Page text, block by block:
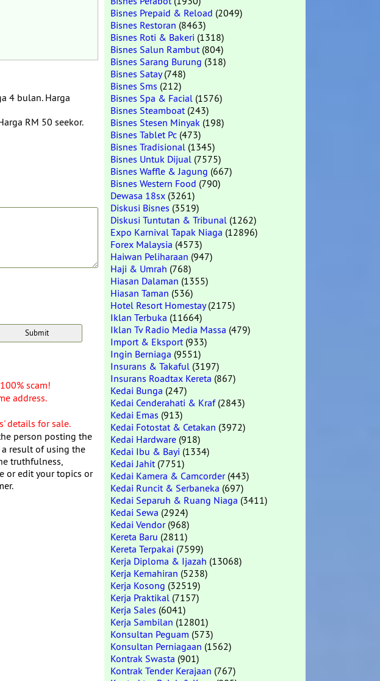
4 bulan. Harga
RM 50 seekor.
scam!
address.
details for sale.
person posting the
a result of using the
truthfulness,
or edit your topics or
Bisnes Prepaid & Reload (2049)
Bisnes Restoran (8463)
Bisnes Roti & Bakeri (1318)
Bisnes Salun Rambut(804)
Bisnes Sarang Burung (318)
Bisnes Satay(748)
Bisnes Sms (212)
Bisnes Spa & Facial (1576)
Bisnes Steamboat(243)
Bisnes Stesen Minyak (198)
Bisnes Tablet Pc (473)
Bisnes Tradisional (1345)
Bisnes Untuk Dijual (7575)
Bisnes Waffle & Jagung (667)
Bisnes Western Food (790)
Dewasa 18sx (3261)
Diskusi Bisnes (3519)
Diskusi Tuntutan & Tribunal (1262)
Expo Karnival Tapak Niaga (12896)
Forex Malaysia (4573)
Haiwan Peliharaan (947)
Haji & Umrah (768)
Hiasan Dalaman (1355)
Hiasan Taman (536)
Hotel Resort Homestay(2175)
Iklan Terbuka (11664)
Iklan Tv Radio Media Massa (479)
Import & Eksport(933)
Ingin Berniaga (9551)
Insurans & Takaful (3197)
Insurans Roadtax Kereta (867)
Kedai Bunga (247)
Kedai Cenderahati & Kraf(2843)
Kedai Emas (913)
Kedai Fotostat & Cetakan (3972)
Kedai Hardware (918)
Kedai Ibu & Bayi (1334)
Kedai Jahit(7751)
Kedai Kamera & Camcorder(443)
Kedai Runcit & Serbaneka (697)
Kedai Separuh & Ruang Niaga (3411)
Kedai Sewa (2924)
Kedai Vendor(968)
Kereta Baru (2811)
Kereta Terpakai (7599)
Kerja Diploma & Ijazah (13068)
Kerja Kemahiran (5238)
Kerja Kosong (32519)
Kerja Praktikal (7157)
Kerja Sales (6041)
Kerja Sambilan (12801)
Konsultan Peguam (573)
Konsultan Perniagaan (1562)
Kontrak Swasta (901)
Kontrak Tender Kerajaan (767)